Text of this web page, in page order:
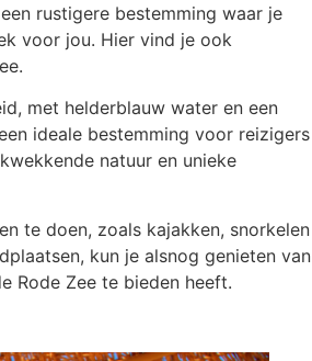
rustigere bestemming waar je
voor jou. Hier vind je ook
met helderblauw water en een
ideale bestemming voor reizigers
natuur en unieke
te doen, zoals kajakken, snorkelen
kun je alsnog genieten van
Rode Zee te bieden heeft.